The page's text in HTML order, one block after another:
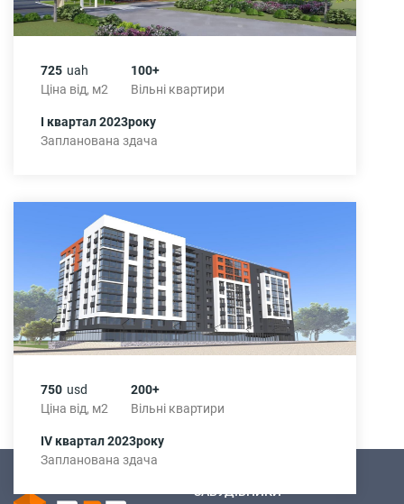
725 uah
Ціна від, м2
100+
Вільні квартири
І квартал 2023року
Запланована здача
750 usd
Ціна від, м2
200+
Вільні квартири
ІV квартал 2023року
Запланована здача
ЗАБУДІВНИКИ